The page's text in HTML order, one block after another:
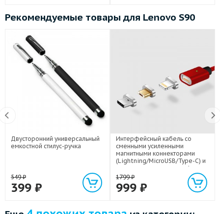
Рекомендуемые товары для Lenovo S90
Двусторонний универсальный
емкостной стилус-ручка
549₽
399 ₽
Интерфейсный кабель со
сменными усиленными
магнитными коннекторами
(Lightning/MicroUSB/Type-C) и
световым индикатором 1м
1799₽
999 ₽